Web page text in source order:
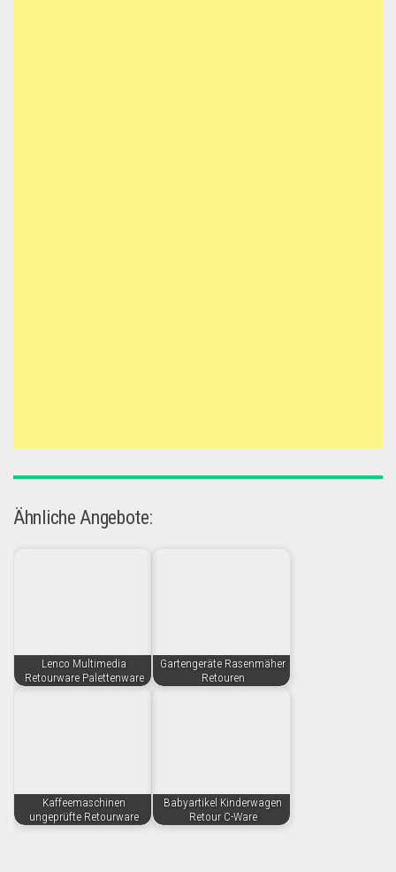
Ähnliche Angebote:
Lenco Multimedia
Retourware Palettenware
Gartengeräte Rasenmäher
Retouren
Kaffeemaschinen
ungeprüfte Retourware
Babyartikel Kinderwagen
Retour C-Ware